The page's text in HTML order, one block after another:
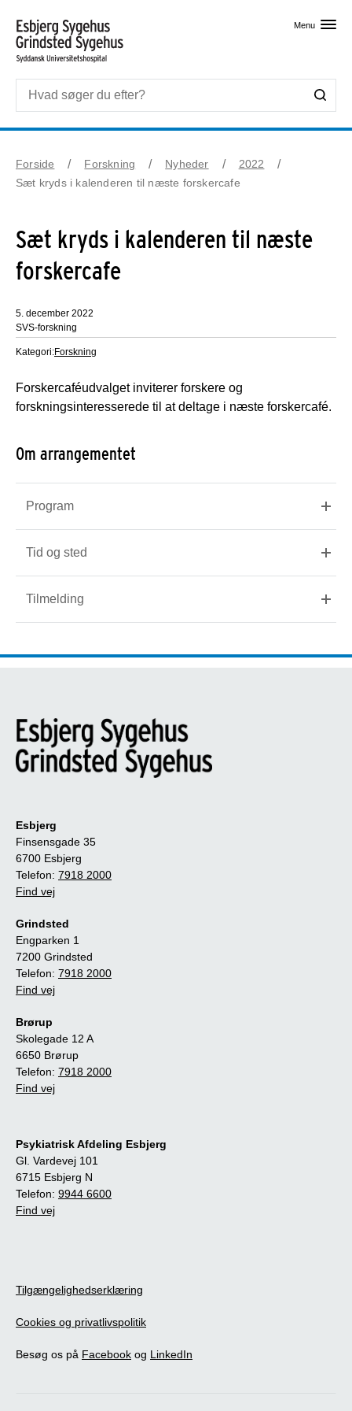
Menu
Forside Forskning Nyheder
2022
Sæt kryds i kalenderen til næste forskercafe
Sæt kryds i kalenderen til næste
forskercafe
5. december 2022
SVS-forskning
Kategori:Forskning
Forskercaféudvalget inviterer forskere og
forskningsinteresserede til at deltage i næste forskercafé.
Om arrangementet
Program
Tid og sted
Tilmelding
Esbjerg
Finsensgade 35
6700 Esbjerg
Telefon: 7918 2000
Find vej
Grindsted
Engparken 1
7200 Grindsted
Telefon: 7918 2000
Find vej
Brørup
Skolegade 12 A
6650 Brørup
Telefon: 7918 2000
Find vej
Psykiatrisk Afdeling Esbjerg
Gl. Vardevej 101
6715 Esbjerg N
Telefon: 9944 6600
Find vej
Tilgængelighedserklæring
Cookies og privatlivspolitik
Besøg os på Facebook og LinkedIn